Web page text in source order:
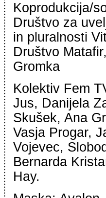
Koprodukcija/
Društvo za
in pluralnosti
Društvo
Gromka
Kolektiv Fem
Jus, Danijela
Skušek, Ana
Vasja Progar,
Vojevec,
Bernarda
Hay.